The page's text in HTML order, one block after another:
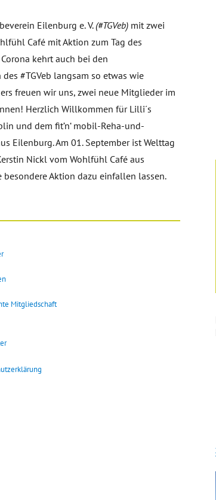
Eilenburg e. V.(#TGVeb) mit zwei
Café mit Aktion zum Tag des
kehrt auch bei den
#TGVeb langsam so etwas wie
freuen wir uns, zwei neue Mitglieder im
Herzlich Willkommen für Lilli´s
und dem fit’n‘ mobil-Reha-und-
Eilenburg. Am 01. September ist Welttag
Nickl vom Wohlfühl Café aus
Aktion dazu einfallen lassen.
Eilenburg e. V. (#TGVeb) mit zwei neuen
Mitgliedschaft